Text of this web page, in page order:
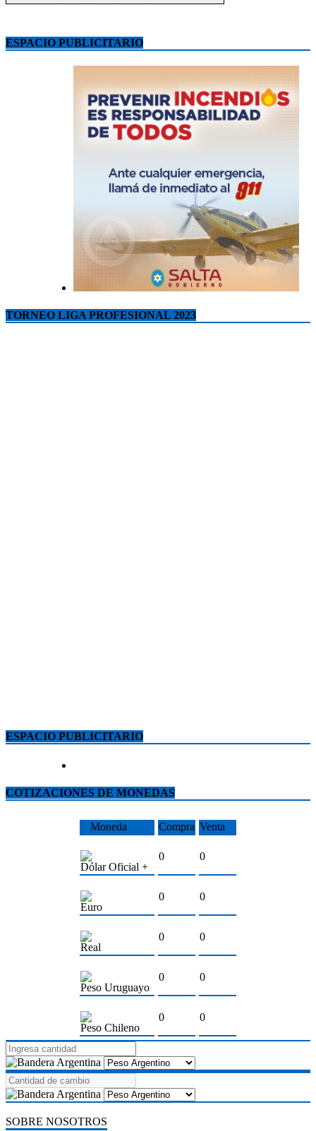
ESPACIO PUBLICITARIO
TORNEO LIGA PROFESIONAL 2023
ESPACIO PUBLICITARIO
COTIZACIONES DE MONEDAS
Moneda Compra Venta
Dólar Oficial +
0 0
Euro
0 0
Real
0 0
Peso Uruguayo
0 0
Peso Chileno
0 0
SOBRE NOSOTROS